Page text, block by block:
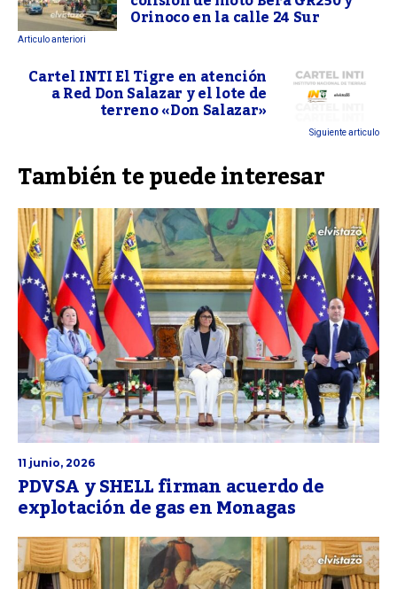
Orinoco en la calle 24 Sur
Articulo anteriori
Cartel INTI El Tigre en atención
a Red Don Salazar y el lote de
terreno «Don Salazar»
Siguiente articulo
También te puede interesar
11 junio, 2026
PDVSA y SHELL firman acuerdo de
explotación de gas en Monagas